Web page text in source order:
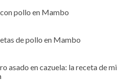
pollo en Mambo
de pollo en Mambo
asado en cazuela: la receta de mi